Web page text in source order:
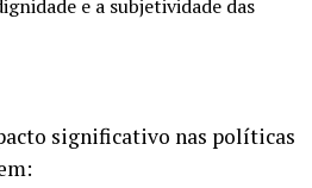
e a subjetividade das
significativo nas políticas